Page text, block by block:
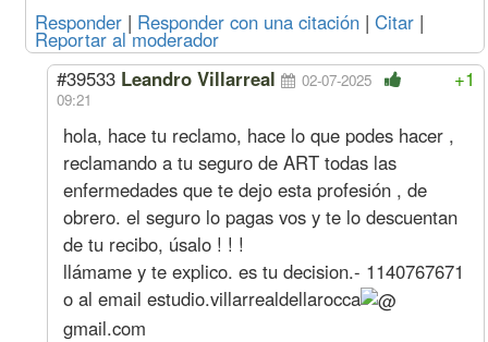
Ayudante
4452 512 3800
Sereno
Mes 808877 92247 543390
Abril
Oficial
Especializado
Hora 6011 661 3217
Medio Oficial
4752 515 3597
Ayudante
4374 503 3733
Sereno
Mes 794575 90616 533782
Oficial
Especializado
Hora 5579 614 2986
Oficial
Medio Oficial
4411 478 3339
Ayudante
4060 467 3465
Sereno
Responder | Responder con una citación | Citar |
Reportar al moderador
+1
#39533 Leandro Villarreal
02-07-2025
09:21
hola, hace tu reclamo, hace lo que podes hacer ,
reclamando a tu seguro de ART todas las
enfermedades que te dejo esta profesión , de
obrero. el seguro lo pagas vos y te lo descuentan
de tu recibo, úsalo ! ! !
llámame y te explico. es tu decision.- 1140767671
o al email estudio.villarrealdellarocca
gmail.com